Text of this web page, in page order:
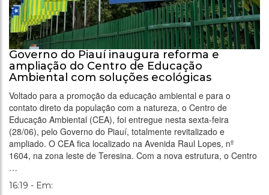
Governo do Piauí inaugura reforma e
ampliação do Centro de Educação
Ambiental com soluções ecológicas
Voltado para a promoção da educação ambiental e para o
contato direto da população com a natureza, o Centro de
Educação Ambiental (CEA), foi entregue nesta sexta-feira
(28/06), pelo Governo do Piauí, totalmente revitalizado e
ampliado. O CEA fica localizado na Avenida Raul Lopes, nº
1604, na zona leste de Teresina. Com a nova estrutura, o Centro
…
16:19 - Em: